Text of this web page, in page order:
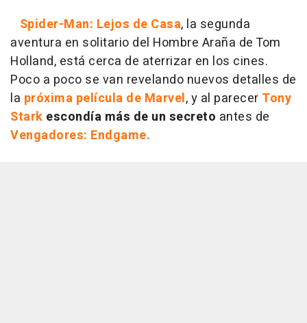
Spider-Man: Lejos de Casa, la segunda
aventura en solitario del Hombre Araña de Tom
Holland, está cerca de aterrizar en los cines.
Poco a poco se van revelando nuevos detalles de
la próxima película de Marvel, y al parecer Tony
Stark escondía más de un secreto antes de
Vengadores: Endgame.